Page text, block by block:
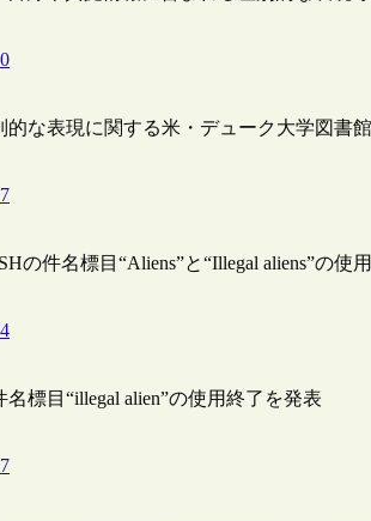
な表現に関する米・デューク大学図書
の件名標目“Aliens”と“Illegal aliens”の使
標目“illegal alien”の使用終了を発表